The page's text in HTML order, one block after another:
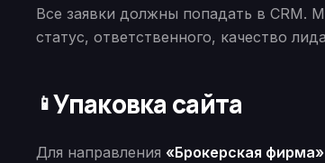
Все заявки должны попадать в CRM.
статус, ответственного, качество
📱Упаковка сайта
Для направления «Брокерская фирма»